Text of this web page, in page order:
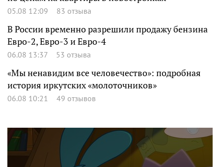
05.08 12:09 83 отзыва
В России временно разрешили продажу бензина
Евро-2, Евро-3 и Евро-4
06.08 13:37 53 отзыва
«Мы ненавидим все человечество»: подробная
история иркутских «молоточников»
06.08 10:21 49 отзывов